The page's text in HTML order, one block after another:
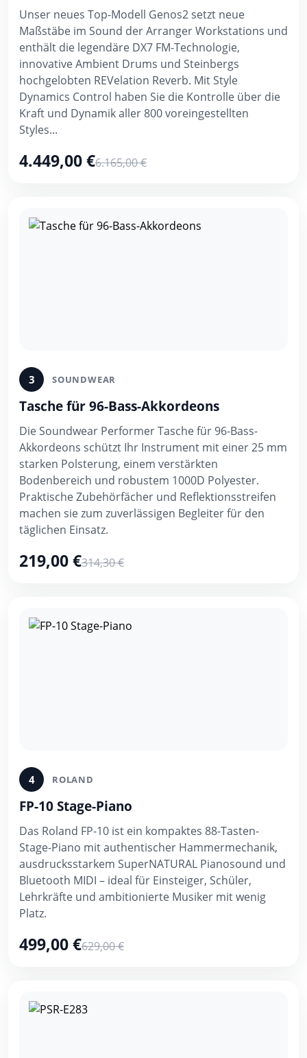
Unser neues Top-Modell Genos2 setzt neue
Maßstäbe im Sound der Arranger Workstations und
enthält die legendäre DX7 FM-Technologie,
innovative Ambient Drums und Steinbergs
hochgelobten REVelation Reverb. Mit Style
Dynamics Control haben Sie die Kontrolle über die
Kraft und Dynamik aller 800 voreingestellten
Styles...
4.449,00 €6.165,00 €
3 SOUNDWEAR
Tasche für 96-Bass-Akkordeons
Die Soundwear Performer Tasche für 96-Bass-
Akkordeons schützt Ihr Instrument mit einer 25 mm
starken Polsterung, einem verstärkten
Bodenbereich und robustem 1000D Polyester.
Praktische Zubehörfächer und Reflektionsstreifen
machen sie zum zuverlässigen Begleiter für den
täglichen Einsatz.
219,00 €314,30 €
4 ROLAND
FP-10 Stage-Piano
Das Roland FP-10 ist ein kompaktes 88-Tasten-
Stage-Piano mit authentischer Hammermechanik,
ausdrucksstarkem SuperNATURAL Pianosound und
Bluetooth MIDI – ideal für Einsteiger, Schüler,
Lehrkräfte und ambitionierte Musiker mit wenig
Platz.
499,00 €629,00 €